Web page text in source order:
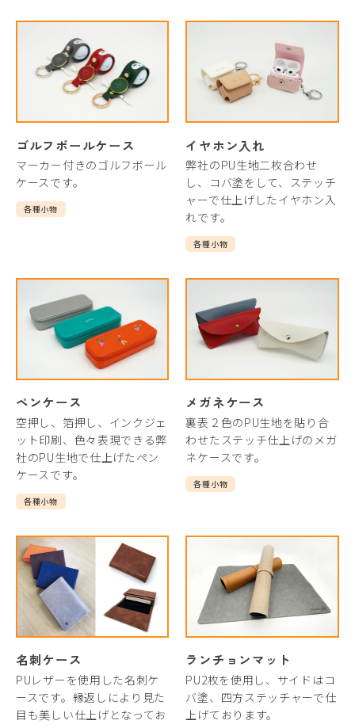
ゴルフボールケース
マーカー付きのゴルフボール
ケースです。
各種小物
イヤホン入れ
弊社のPU生地二枚合わせ
し、コバ塗をして、ステッチ
ャーで仕上げしたイヤホン入
れです。
各種小物
ペンケース
空押し、箔押し、インクジェ
ット印刷、色々表現できる弊
社のPU生地で仕上げたペン
ケースです。
各種小物
メガネケース
裏表２色のPU生地を貼り合
わせたステッチ仕上げのメガ
ネケースです。
各種小物
名刺ケース
PUレザーを使用した名刺ケ
ースです。縁返しにより見た
目も美しい仕上げとなってお
ランチョンマット
PU2枚を使用し、サイドはコ
バ塗、四方ステッチャーで仕
上げております。